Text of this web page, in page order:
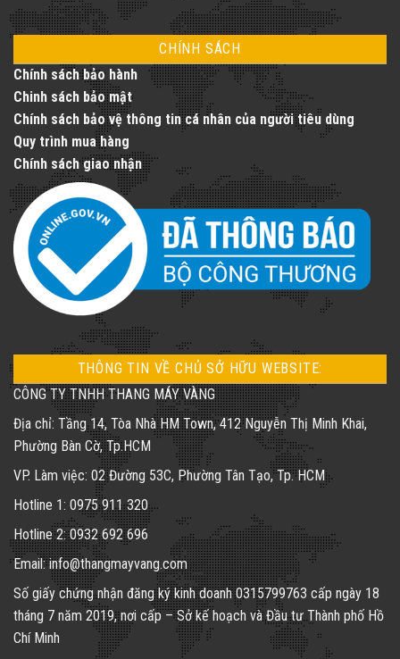
CHÍNH SÁCH
Chính sách bảo hành
Chinh sách bảo mật
Chính sách bảo vệ thông tin cá nhân của người tiêu dùng
Quy trình mua hàng
Chính sách giao nhận
THÔNG TIN VỀ CHỦ SỞ HỮU WEBSITE:
CÔNG TY TNHH THANG MÁY VÀNG
Địa chỉ: Tầng 14, Tòa Nhà HM Town, 412 Nguyễn Thị Minh Khai,
Phường Bàn Cờ, Tp.HCM
VP. Làm việc: 02 Đường 53C, Phường Tân Tạo, Tp. HCM
Hotline 1: 0975 911 320
Hotline 2: 0932 692 696
Email: info@thangmayvang.com
Số giấy chứng nhận đăng ký kinh doanh0315799763 cấp ngày 18
tháng 7 năm 2019, nơi cấp – Sở kế hoạch và Đầu tư Thành phố Hồ
Chí Minh